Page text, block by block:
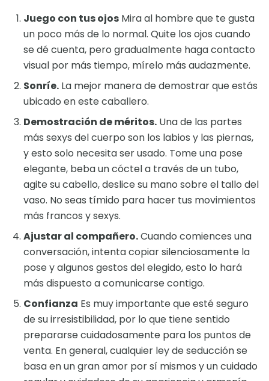
Juego con tus ojos Mira al hombre que te gusta
un poco más de lo normal. Quite los ojos cuando
se dé cuenta, pero gradualmente haga contacto
visual por más tiempo, mírelo más audazmente.
Sonríe. La mejor manera de demostrar que estás
ubicado en este caballero.
Demostración de méritos. Una de las partes
más sexys del cuerpo son los labios y las piernas,
y esto solo necesita ser usado. Tome una pose
elegante, beba un cóctel a través de un tubo,
agite su cabello, deslice su mano sobre el tallo del
vaso. No seas tímido para hacer tus movimientos
más francos y sexys.
Ajustar al compañero.Cuando comiences una
conversación, intenta copiar silenciosamente la
pose y algunos gestos del elegido, esto lo hará
más dispuesto a comunicarse contigo.
Confianza Es muy importante que esté seguro
de su irresistibilidad, por lo que tiene sentido
prepararse cuidadosamente para los puntos de
venta. En general, cualquier ley de seducción se
basa en un gran amor por sí mismos y un cuidado